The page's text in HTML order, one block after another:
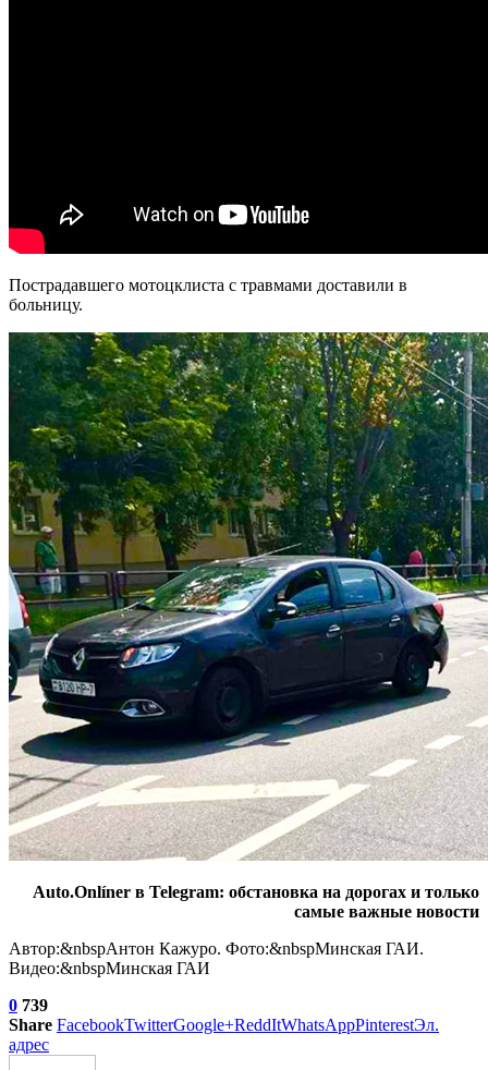
Пострадавшего мотоцклиста с травмами доставили в
больницу.
Auto.Onlíner в Telegram: обстановка на дорогах и только
самые важные новости
Автор:&nbspАнтон Кажуро. Фото:&nbspМинская ГАИ.
Видео:&nbspМинская ГАИ
0 739
Share FacebookTwitterGoogle+ReddItWhatsAppPinterestЭл.
адрес